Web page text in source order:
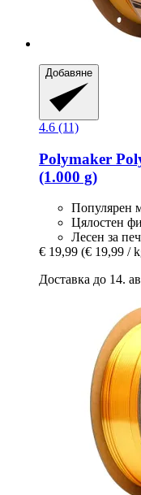
Добавяне
4.6 (11)
Polymaker
(1.000 g)
Популярен
Цялостен
Лесен за
€ 19,99 (€ 19,99 /
Доставка до 14.